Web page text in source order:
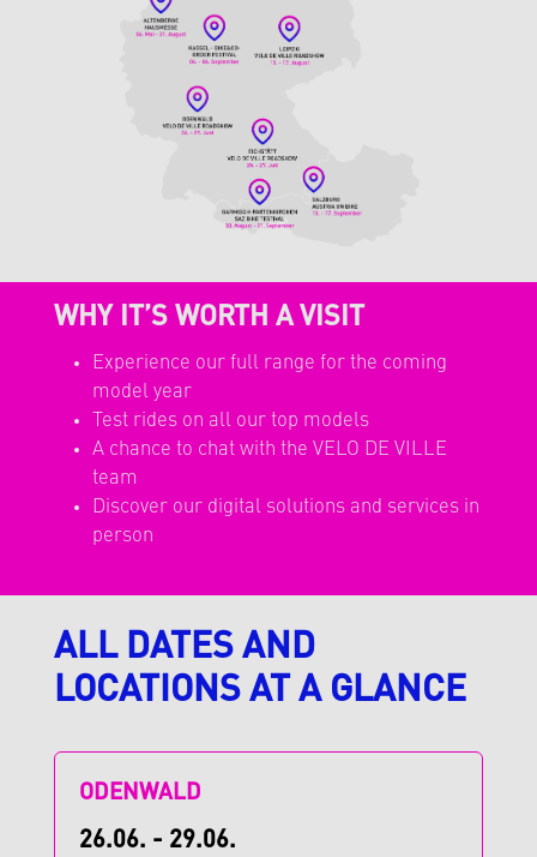
WHY IT’S WORTH A VISIT
Experience our full range for the coming
model year
Test rides on all our top models
A chance to chat with the VELO DE VILLE
team
Discover our digital solutions and services in
person
ALL DATES AND
LOCATIONS AT A GLANCE
ODENWALD
26.06. - 29.06.